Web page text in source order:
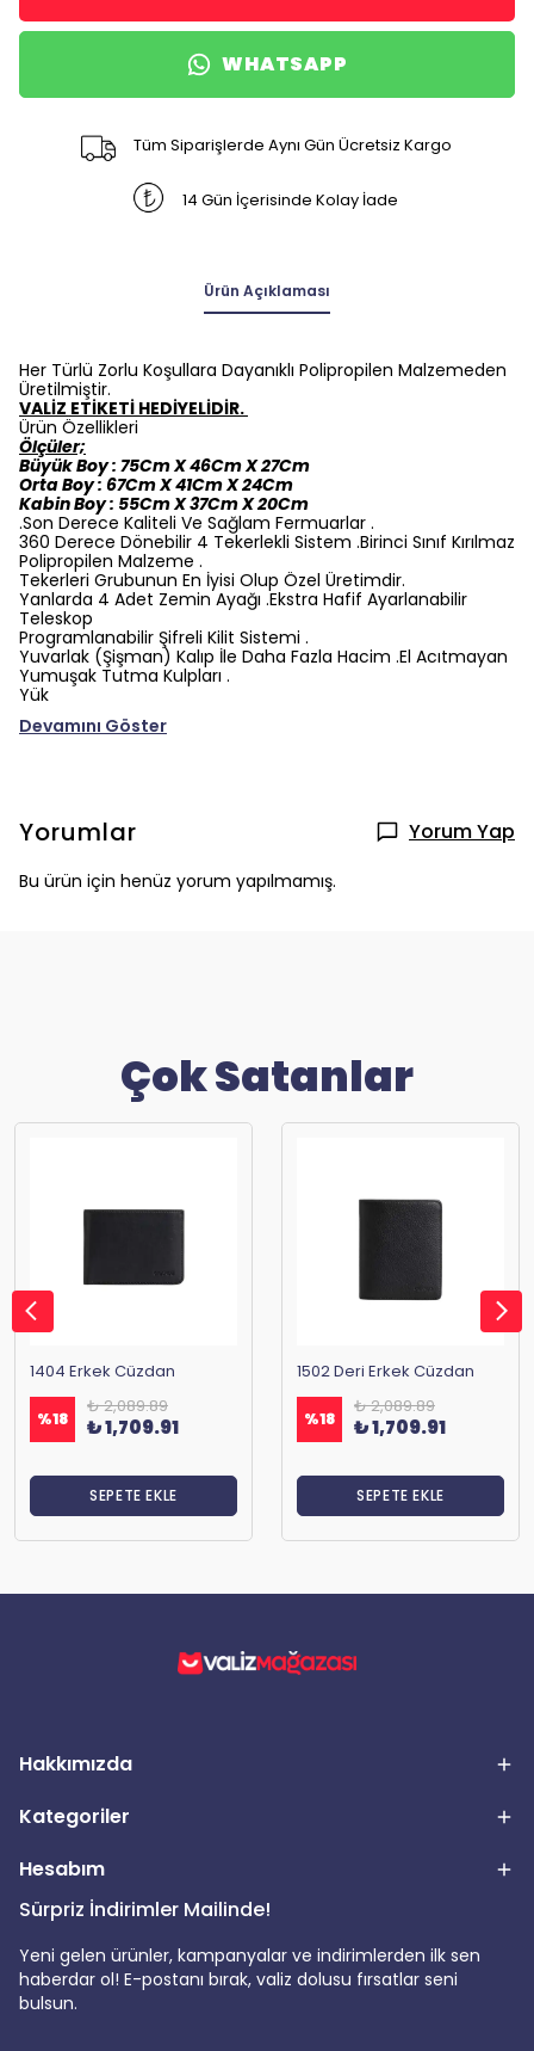
WHATSAPP
Tüm Siparişlerde Aynı Gün Ücretsiz Kargo
14 Gün İçerisinde Kolay İade
Ürün Açıklaması
Her Türlü Zorlu Koşullara Dayanıklı Polipropilen Malzemeden
Üretilmiştir.
VALİZ ETİKETİ HEDİYELİDİR.
Ürün Özellikleri
Ölçüler;
Büyük Boy : 75Cm X 46Cm X 27Cm
Orta Boy : 67Cm X 41Cm X 24Cm
Kabin Boy : 55Cm X 37Cm X 20Cm
.Son Derece Kaliteli Ve Sağlam Fermuarlar .
360 Derece Dönebilir 4 Tekerlekli Sistem .Birinci Sınıf Kırılmaz
Polipropilen Malzeme .
Tekerleri Grubunun En İyisi Olup Özel Üretimdir.
Yanlarda 4 Adet Zemin Ayağı .Ekstra Hafif Ayarlanabilir
Teleskop
Programlanabilir Şifreli Kilit Sistemi .
Yuvarlak (Şişman) Kalıp İle Daha Fazla Hacim .El Acıtmayan
Yumuşak Tutma Kulpları .
Yük
Devamını Göster
Yorumlar Yorum Yap
Bu ürün için henüz yorum yapılmamış.
Çok Satanlar
1404 Erkek Cüzdan
%18
₺ 2,089.89
₺ 1,709.91
SEPETE EKLE
1502 Deri Erkek Cüzdan
%18
₺ 2,089.89
₺ 1,709.91
SEPETE EKLE
Hakkımızda
Kategoriler
Hesabım
Sürpriz İndirimler Mailinde!
Yeni gelen ürünler, kampanyalar ve indirimlerden ilk sen
haberdar ol! E-postanı bırak, valiz dolusu fırsatlar seni
bulsun.